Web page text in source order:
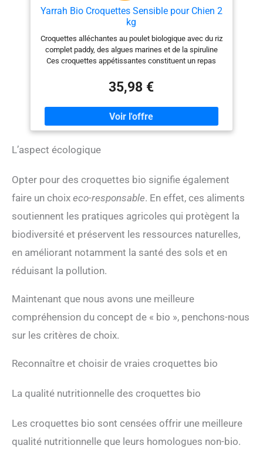
Yarrah Bio Croquettes Sensible pour Chien 2
kg
Croquettes alléchantes au poulet biologique avec du riz
complet paddy, des algues marines et de la spiruline
Ces croquettes appétissantes constituent un repas
Uniquement des produits purs, sans additifs artificiels,
pesticides et OGM Des croquettes adaptés aux chien
sensibles ainsi qu'aux chiens castrés/stérilisés grâce
à un apport calorique bas Pour les chiens aux
estomacs sensibles et à la digestion difficile
35,98 €
L’aspect écologique
Opter pour des croquettes bio signifie également
faire un choix eco-responsable. En effet, ces aliments
soutiennent les pratiques agricoles qui protègent la
biodiversité et préservent les ressources naturelles,
en améliorant notamment la santé des sols et en
réduisant la pollution.
Maintenant que nous avons une meilleure
compréhension du concept de « bio », penchons-nous
sur les critères de choix.
Reconnaître et choisir de vraies croquettes bio
La qualité nutritionnelle des croquettes bio
Les croquettes bio sont censées offrir une meilleure
qualité nutritionnelle que leurs homologues non-bio.